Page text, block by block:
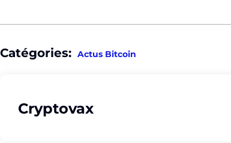
Catégories: Actus Bitcoin
Cryptovax